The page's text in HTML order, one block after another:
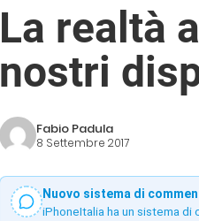
La realtà
nostri
Fabio Padula
8 Settembre 2017
Nuovo sistema di
iPhoneItalia ha un sistema